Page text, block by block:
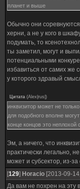
планет и выше
Обычно они
херни, а не у кого в
подумать, то
ты заметил, могут и
потенциальными
избавиться от самих же
у которого здравый
Цитата (Alex|rus| )
инквизитор может не
для подобного вполне
конце концов это неплохой
Эм, а ничего, что
практически легально,
может и субсектор, из-
[129] Horacio [2013-09-
Да вам не похрен на эту